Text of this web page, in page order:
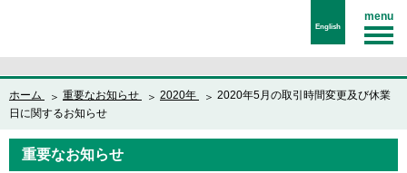
English
ホーム 重要なお知らせ 2020年
2020年5月の取引時間変更及び休業
日に関するお知らせ
重要なお知らせ
menu